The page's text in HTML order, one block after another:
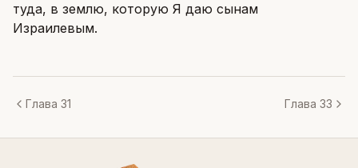
туда, в землю, которую Я даю сынам
Израилевым.
Глава 31 Глава 33